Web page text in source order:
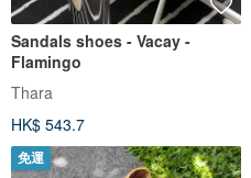
Sandals shoes - Vacay -
Flamingo
Thara
HK$ 543.7
免運